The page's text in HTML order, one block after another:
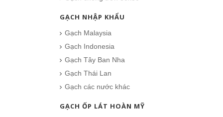
GẠCH NHẬP KHẨU
Gạch Malaysia
Gạch Indonesia
Gạch Tây Ban Nha
Gạch Thái Lan
Gạch các nước khác
GẠCH ỐP LÁT HOÀN MỸ